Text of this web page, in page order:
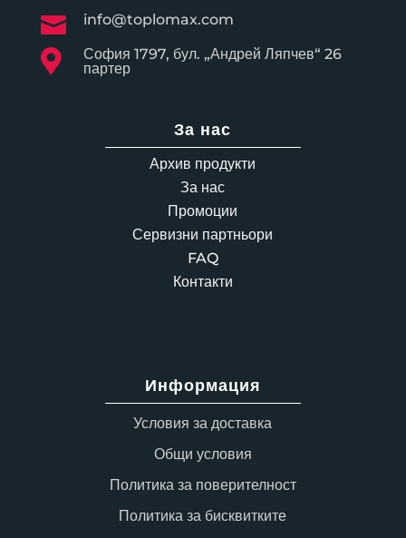
 info@toplomax.com

София 1797, бул. „Андрей Ляпчев“ 26
партер
За нас
Архив продукти
За нас
Промоции
Сервизни партньори
FAQ
Контакти
Информация
Условия за доставка
Общи условия
Политика за поверителност
Политика за бисквитките